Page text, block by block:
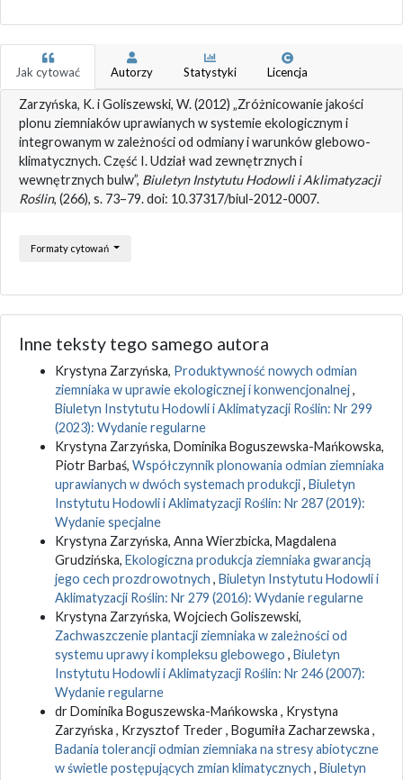
Jak cytować Autorzy Statystyki Licencja
Zarzyńska, K. i Goliszewski, W. (2012) „Zróżnicowanie jakości
plonu ziemniaków uprawianych w systemie ekologicznym i
integrowanym w zależności od odmiany i warunków glebowo-
klimatycznych. Część I. Udział wad zewnętrznych i
wewnętrznych bulw”, Biuletyn Instytutu Hodowli i Aklimatyzacji
Roślin, (266), s. 73–79. doi: 10.37317/biul-2012-0007.
Formaty cytowań
Inne teksty tego samego autora
Krystyna Zarzyńska, Produktywność nowych odmian
ziemniaka w uprawie ekologicznej i konwencjonalnej,
Biuletyn Instytutu Hodowli i Aklimatyzacji Roślin: Nr 299
(2023): Wydanie regularne
Krystyna Zarzyńska, Dominika Boguszewska-Mańkowska,
Piotr Barbaś, Współczynnik plonowania odmian ziemniaka
uprawianych w dwóch systemach produkcji, Biuletyn
Instytutu Hodowli i Aklimatyzacji Roślin: Nr 287 (2019):
Wydanie specjalne
Krystyna Zarzyńska, Anna Wierzbicka, Magdalena
Grudzińska, Ekologiczna produkcja ziemniaka gwarancją
jego cech prozdrowotnych , Biuletyn Instytutu Hodowli i
Aklimatyzacji Roślin: Nr 279 (2016): Wydanie regularne
Krystyna Zarzyńska, Wojciech Goliszewski,
Zachwaszczenie plantacji ziemniaka w zależności od
systemu uprawy i kompleksu glebowego , Biuletyn
Instytutu Hodowli i Aklimatyzacji Roślin: Nr 246 (2007):
Wydanie regularne
dr Dominika Boguszewska-Mańkowska , Krystyna
Zarzyńska , Krzysztof Treder , Bogumiła Zacharzewska ,
Badania tolerancji odmian ziemniaka na stresy abiotyczne
w świetle postępujących zmian klimatycznych , Biuletyn